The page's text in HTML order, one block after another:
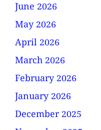
June 2026
May 2026
April 2026
March 2026
February 2026
January 2026
December 2025